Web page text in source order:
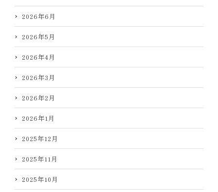
2026年6月
2026年5月
2026年4月
2026年3月
2026年2月
2026年1月
2025年12月
2025年11月
2025年10月